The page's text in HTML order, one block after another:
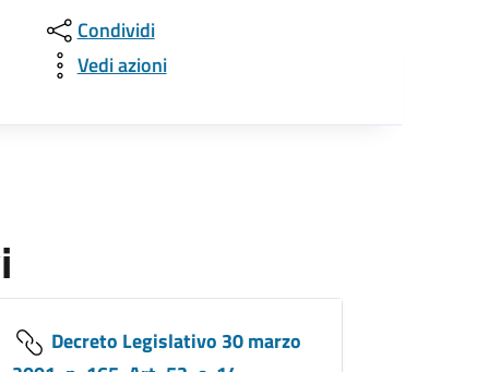
Condividi
Vedi azioni
Decreto Legislativo 30 marzo